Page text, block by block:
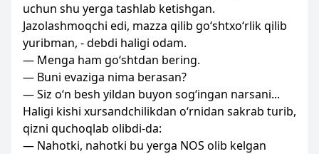
uchun shu yerga tashlab ketishgan.
Jazolashmoqchi edi, mazza qilib go‘shtxo‘rlik qilib
yuribman, - debdi haligi odam.
— Menga ham go‘shtdan bering.
— Buni evaziga nima berasan?
— Siz o‘n besh yildan buyon sog‘ingan narsani...
Haligi kishi xursandchilikdan o‘rnidan sakrab turib,
qizni quchoqlab olibdi-da:
— Nahotki, nahotki bu yerga NOS olib kelgan